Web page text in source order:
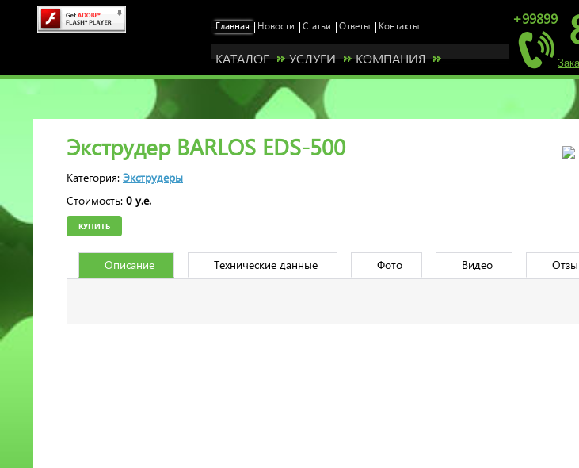
КАТАЛОГ УСЛУГИ КОМПАНИЯ
+99899
Станьте нашим представителем у себя в
Экструдер BARLOS EDS-500
Категория: Экструдеры
Стоимость: 0 у.е.
КУПИТЬ
Описание Технические данные Фото Видео